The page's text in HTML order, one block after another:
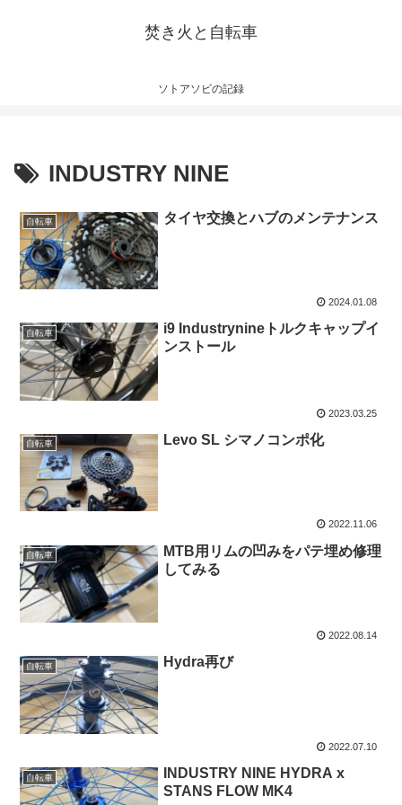
焚き火と自転車
ソトアソビの記録
INDUSTRY NINE
自転車 タイヤ交換とハブのメンテナンス
2024.01.08
自転車
i9 Industrynineトルクキャップイ
ンストール
2023.03.25
自転車 Levo SL シマノコンポ化
2022.11.06
自転車
MTB用リムの凹みをパテ埋め修理
してみる
2022.08.14
自転車 Hydra再び
2022.07.10
自転車
INDUSTRY NINE HYDRA x
STANS FLOW MK4